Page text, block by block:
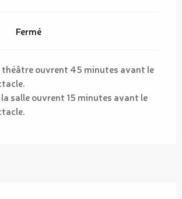
Fermé
théâtre ouvrent 45 minutes avant le
salle ouvrent 15 minutes avant le